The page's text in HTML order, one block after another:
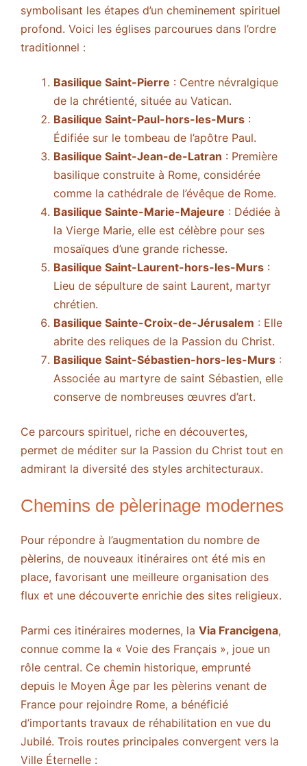
symbolisant les étapes d’un cheminement spirituel
profond. Voici les églises parcourues dans l’ordre
traditionnel :
Basilique Saint-Pierre : Centre névralgique
de la chrétienté, située au Vatican.
Basilique Saint-Paul-hors-les-Murs :
Édifiée sur le tombeau de l’apôtre Paul.
Basilique Saint-Jean-de-Latran : Première
basilique construite à Rome, considérée
comme la cathédrale de l’évêque de Rome.
Basilique Sainte-Marie-Majeure : Dédiée à
la Vierge Marie, elle est célèbre pour ses
mosaïques d’une grande richesse.
Basilique Saint-Laurent-hors-les-Murs :
Lieu de sépulture de saint Laurent, martyr
chrétien.
Basilique Sainte-Croix-de-Jérusalem : Elle
abrite des reliques de la Passion du Christ.
Basilique Saint-Sébastien-hors-les-Murs :
Associée au martyre de saint Sébastien, elle
conserve de nombreuses œuvres d’art.
Ce parcours spirituel, riche en découvertes,
permet de méditer sur la Passion du Christ tout en
admirant la diversité des styles architecturaux.
Chemins de pèlerinage modernes
Pour répondre à l’augmentation du nombre de
pèlerins, de nouveaux itinéraires ont été mis en
place, favorisant une meilleure organisation des
flux et une découverte enrichie des sites religieux.
Parmi ces itinéraires modernes, la Via Francigena,
connue comme la « Voie des Français », joue un
rôle central. Ce chemin historique, emprunté
depuis le Moyen Âge par les pèlerins venant de
France pour rejoindre Rome, a bénéficié
d’importants travaux de réhabilitation en vue du
Jubilé. Trois routes principales convergent vers la
Ville Éternelle :